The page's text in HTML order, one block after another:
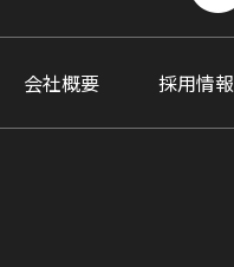
会社概要 採用情報